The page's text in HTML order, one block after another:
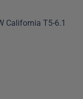
California T5-6.1